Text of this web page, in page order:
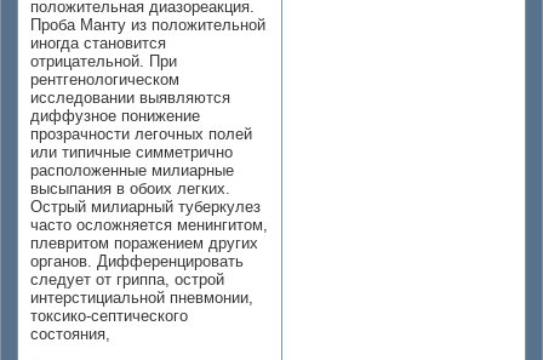
положительная диазореакция.
Проба Манту из положительной
иногда становится
отрицательной. При
рентгенологическом
исследовании выявляются
диффузное понижение
прозрачности легочных полей
или типичные симметрично
расположенные милиарные
высыпания в обоих легких.
Острый милиарный туберкулез
часто осложняется менингитом,
плевритом поражением других
органов. Дифференцировать
следует от гриппа, острой
интерстициальной пневмонии,
токсико-септического
состояния,